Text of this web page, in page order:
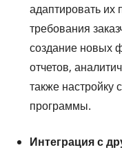
адаптировать их
требования
создание новых
отчетов,
также
программы.
Интеграция с